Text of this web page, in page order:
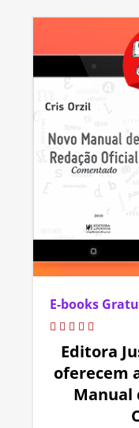
E-books
Editora
oferecem
Manual